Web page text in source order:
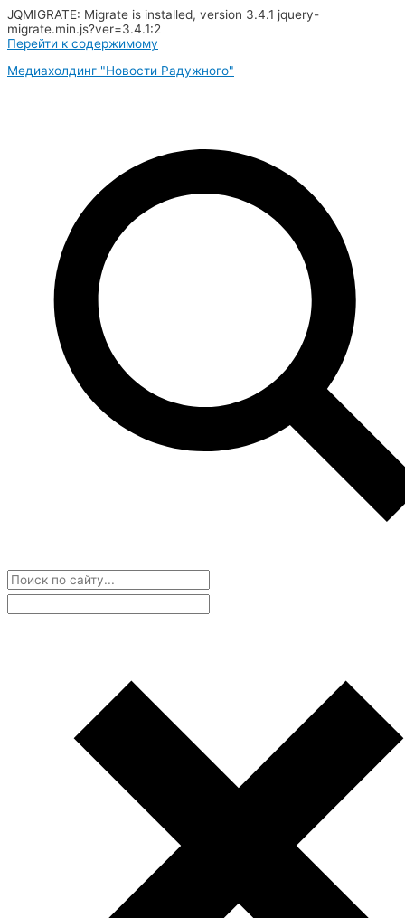
JQMIGRATE: Migrate is installed, version 3.4.1 jquery-
migrate.min.js?ver=3.4.1:2
Перейти к содержимому
Медиахолдинг "Новости Радужного"